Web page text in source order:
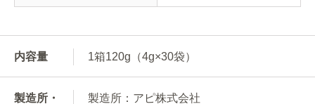
内容量 1箱120g（4g×30袋）
製造所・
製造所：アピ株式会社